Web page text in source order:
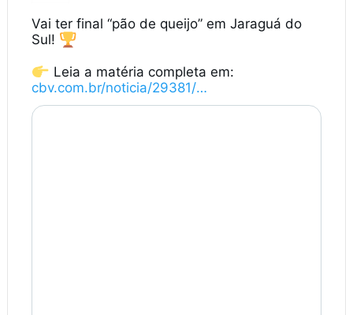
Vai ter final “pão de queijo” em Jaraguá do
Sul!
Leia a matéria completa em:
cbv.com.br/noticia/29381/…